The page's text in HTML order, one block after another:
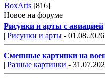
BoxArts [816]
Новое на форуме
Рисунки и арты с авиацией
| Рисунки и арты - 01.08.2026
Смешные картинки на
| Разные картинки -